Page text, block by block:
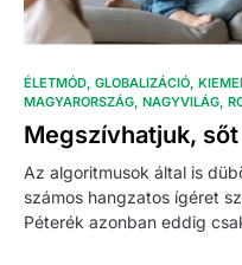
ÉLETMÓD GLOBALIZÁCIÓ
MAGYARORSZÁG NAGYVILÁG
Megszívhatjuk,
Az algoritmusok által is
számos hangzatos ígéret
Péterék azonban eddig